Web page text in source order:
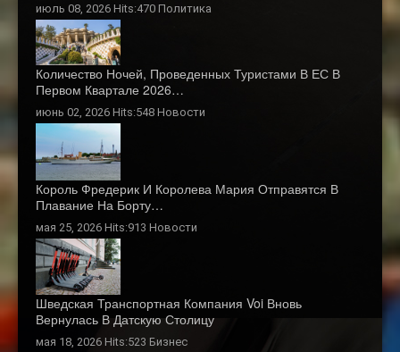
июль 08, 2026 Hits:470 Политика
Количество Ночей, Проведенных Туристами В ЕС В
Первом Квартале 2026…
июнь 02, 2026 Hits:548 Новости
Король Фредерик И Королева Мария Отправятся В
Плавание На Борту…
мая 25, 2026 Hits:913 Новости
Шведская Транспортная Компания Voi Вновь
Вернулась В Датскую Столицу
мая 18, 2026 Hits:523 Бизнес